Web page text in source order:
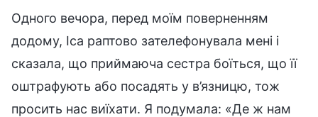
Одного вечора, перед моїм поверненням
додому, Іса раптово зателефонувала мені і
сказала, що приймаюча сестра боїться, що її
оштрафують або посадять у в’язницю, тож
просить нас виїхати. Я подумала: «Де ж нам